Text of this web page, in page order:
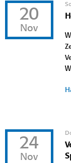
20
Nov
24
Nov